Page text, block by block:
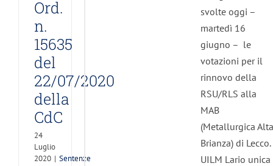
Ord.
n.
15635
del
22/07/2020
della
CdC
24
Luglio
2020 | Sentenze
svolte oggi –
martedì 16
giugno – le
votazioni per il
rinnovo della
RSU/RLS alla
MAB
(Metallurgica Alta
Brianza) di Lecco.
UILM Lario unica